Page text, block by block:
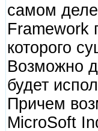
самом
Framework
которого
Возможно
будет
Причем
MicroSoft